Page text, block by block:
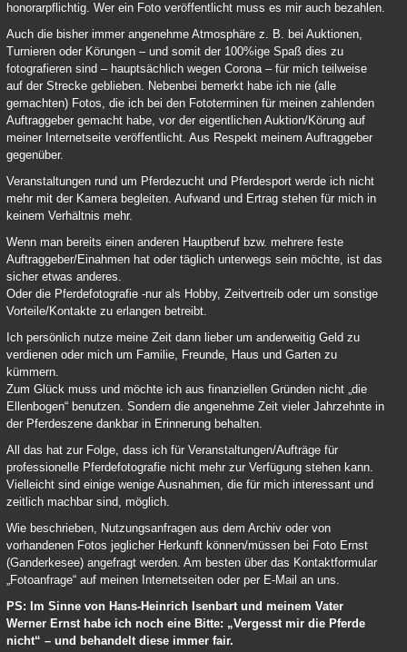
honorarpflichtig. Wer ein Foto veröffentlicht muss es mir auch bezahlen.
Auch die bisher immer angenehme Atmosphäre z. B. bei Auktionen,
Turnieren oder Körungen – und somit der 100%ige Spaß dies zu
fotografieren sind – hauptsächlich wegen Corona – für mich teilweise
auf der Strecke geblieben. Nebenbei bemerkt habe ich nie (alle
gemachten) Fotos, die ich bei den Fototerminen für meinen zahlenden
Auftraggeber gemacht habe, vor der eigentlichen Auktion/Körung auf
meiner Internetseite veröffentlicht. Aus Respekt meinem Auftraggeber
gegenüber.
Veranstaltungen rund um Pferdezucht und Pferdesport werde ich nicht
mehr mit der Kamera begleiten. Aufwand und Ertrag stehen für mich in
keinem Verhältnis mehr.
Wenn man bereits einen anderen Hauptberuf bzw. mehrere feste
Auftraggeber/Einahmen hat oder täglich unterwegs sein möchte, ist das
sicher etwas anderes.
Oder die Pferdefotografie -nur als Hobby, Zeitvertreib oder um sonstige
Vorteile/Kontakte zu erlangen betreibt.
Ich persönlich nutze meine Zeit dann lieber um anderweitig Geld zu
verdienen oder mich um Familie, Freunde, Haus und Garten zu
kümmern.
Zum Glück muss und möchte ich aus finanziellen Gründen nicht „die
Ellenbogen“ benutzen. Sondern die angenehme Zeit vieler Jahrzehnte in
der Pferdeszene dankbar in Erinnerung behalten.
All das hat zur Folge, dass ich für Veranstaltungen/Aufträge für
professionelle Pferdefotografie nicht mehr zur Verfügung stehen kann.
Vielleicht sind einige wenige Ausnahmen, die für mich interessant und
zeitlich machbar sind, möglich.
Wie beschrieben, Nutzungsanfragen aus dem Archiv oder von
vorhandenen Fotos jeglicher Herkunft können/müssen bei Foto Ernst
(Ganderkesee) angefragt werden. Am besten über das Kontaktformular
„Fotoanfrage“ auf meinen Internetseiten oder per E-Mail an uns.
PS: Im Sinne von Hans-Heinrich Isenbart und meinem Vater
Werner Ernst habe ich noch eine Bitte: „Vergesst mir die Pferde
nicht“ – und behandelt diese immer fair.